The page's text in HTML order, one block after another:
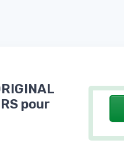
pour